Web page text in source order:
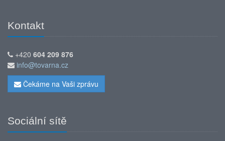
Kontakt
+420 604 209 876
info@tovarna.cz
Čekáme na Vaši zprávu
Sociální sítě